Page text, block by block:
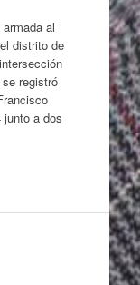
al
distrito de
registró
a dos